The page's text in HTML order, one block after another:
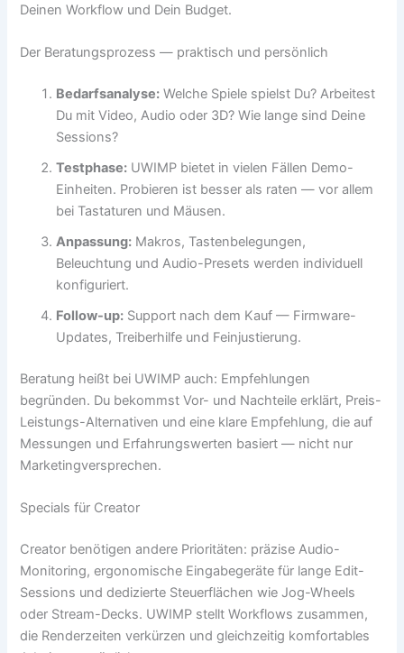
Deinen Workflow und Dein Budget.
Der Beratungsprozess — praktisch und persönlich
Bedarfsanalyse: Welche Spiele spielst Du? Arbeitest
Du mit Video, Audio oder 3D? Wie lange sind Deine
Sessions?
Testphase: UWIMP bietet in vielen Fällen Demo-
Einheiten. Probieren ist besser als raten — vor allem
bei Tastaturen und Mäusen.
Anpassung: Makros, Tastenbelegungen,
Beleuchtung und Audio-Presets werden individuell
konfiguriert.
Follow-up: Support nach dem Kauf — Firmware-
Updates, Treiberhilfe und Feinjustierung.
Beratung heißt bei UWIMP auch: Empfehlungen
begründen. Du bekommst Vor- und Nachteile erklärt, Preis-
Leistungs-Alternativen und eine klare Empfehlung, die auf
Messungen und Erfahrungswerten basiert — nicht nur
Marketingversprechen.
Specials für Creator
Creator benötigen andere Prioritäten: präzise Audio-
Monitoring, ergonomische Eingabegeräte für lange Edit-
Sessions und dedizierte Steuerflächen wie Jog-Wheels
oder Stream-Decks. UWIMP stellt Workflows zusammen,
die Renderzeiten verkürzen und gleichzeitig komfortables